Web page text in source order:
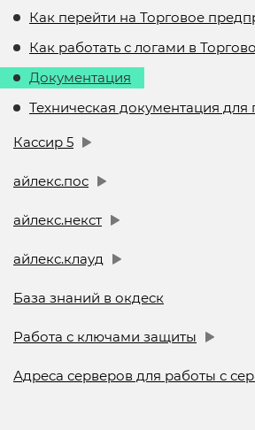
Как перейти на Торговое
Как работать с логами в
Документация
Техническая документация для
Кассир 5
айлекс.пос
айлекс.некст
айлекс.клауд
База знаний в окдеск
Работа с ключами защиты
Адреса серверов для работы с